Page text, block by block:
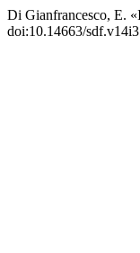
Di Gianfrancesco, E.
doi:10.14663/